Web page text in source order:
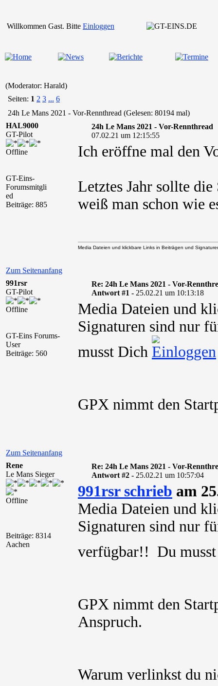
Willkommen Gast. Bitte Einloggen
(Moderator: Harald)
Seiten: 1 2 3 ... 6
24h Le Mans 2021 - Vor-Rennthread (Gelesen: 80194 mal)
HAL9000
GT-Pilot
Offline
GT-Eins-
Forumsmitgli
ed
Beiträge: 885
24h Le Mans 2021 - Vor-Rennthread
07.02.21 um 12:15:55
Ich eröffne mal den
Letztes Jahr sollte
weiß man schon wie
Zum Seitenanfang
Media Dateien und klickbare Links in Beiträgen und
991rsr
GT-Pilot
Offline
GT-Eins Forums-
User
Beiträge: 560
Re: 24h Le Mans 2021 - Vor-
Antwort #1 - 25.02.21 um 10:13:18
Media Dateien und
Signaturen sind nur
musst Dich
GPX nimmt den
Zum Seitenanfang
Rene
Le Mans Sieger
Offline
Beiträge: 8314
Aachen
Re: 24h Le Mans 2021 - Vor-
Antwort #2 - 25.02.21 um 10:57:04
991rsr schrieb am
Media Dateien und
Signaturen sind nur
verfügbar!! Du
GPX nimmt den
Anspruch.
Warum verlinkst du